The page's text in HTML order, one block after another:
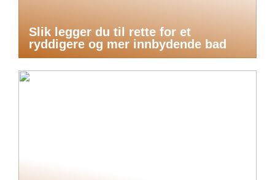
Slik legger du til rette for et
ryddigere og mer innbydende bad